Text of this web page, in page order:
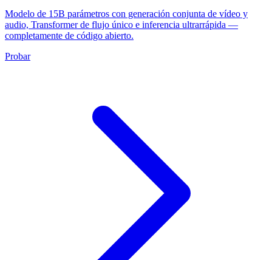
Modelo de 15B parámetros con generación conjunta de vídeo y
audio, Transformer de flujo único e inferencia ultrarrápida —
completamente de código abierto.
Probar